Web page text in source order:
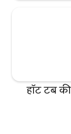
हॉट टब